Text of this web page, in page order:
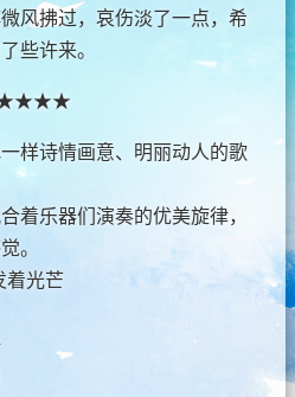
风拂过，哀伤淡了一点，希
些许来。
★★★★★
样诗情画意、明丽动人的歌
着乐器们演奏的优美旋律，
。
光芒